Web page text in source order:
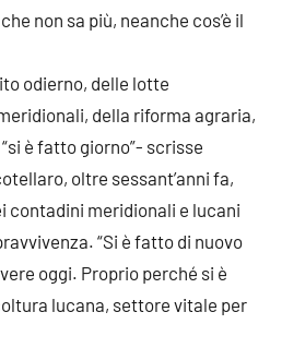
non sa più, neanche cos’è il
odierno, delle lotte
della riforma agraria,
è fatto giorno”- scrisse
oltre sessant’anni fa,
contadini meridionali e lucani
“Si è fatto di nuovo
oggi. Proprio perché si è
lucana, settore vitale per